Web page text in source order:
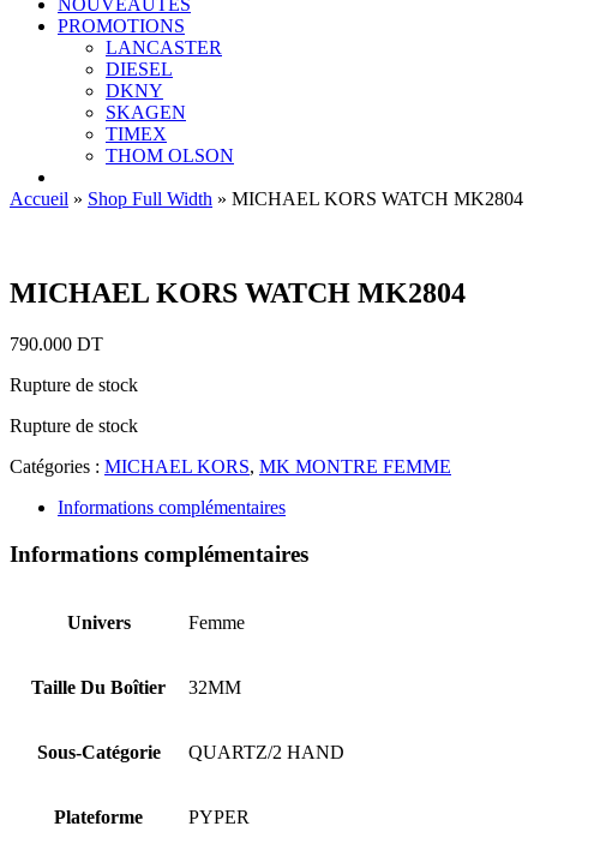
NOUVEAUTES
PROMOTIONS
LANCASTER
DIESEL
DKNY
SKAGEN
TIMEX
THOM OLSON
Accueil » Shop Full Width » MICHAEL KORS WATCH MK2804
MICHAEL KORS WATCH MK2804
790.000 DT
Rupture de stock
Rupture de stock
Catégories : MICHAEL KORS, MK MONTRE FEMME
Informations complémentaires
Informations complémentaires
Univers Femme
Taille Du Boîtier 32MM
Sous-Catégorie QUARTZ/2 HAND
Plateforme PYPER